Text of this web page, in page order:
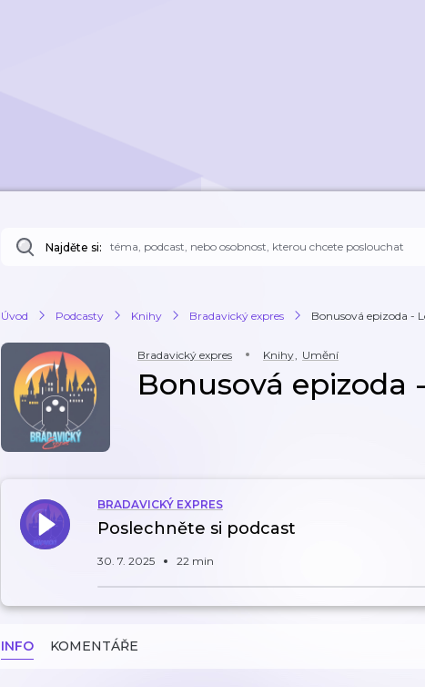
Najděte si:
Úvod Podcasty Knihy Bradavický expres Bonusová epizoda -
Bradavický expres Knihy, Umění
Bonusová epizoda
BRADAVICKÝ EXPRES
Poslechněte si podcast
30. 7. 2025 22 min
INFO KOMENTÁŘE